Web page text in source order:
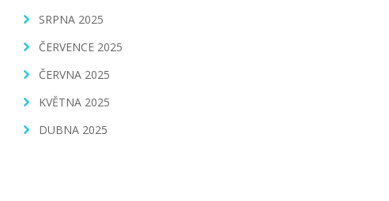
SRPNA 2025
ČERVENCE 2025
ČERVNA 2025
KVĚTNA 2025
DUBNA 2025